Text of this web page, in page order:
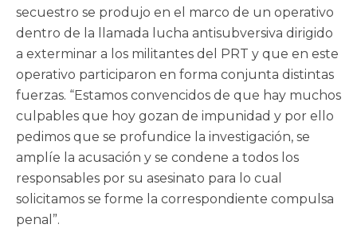
secuestro se produjo en el marco de un operativo
dentro de la llamada lucha antisubversiva dirigido
a exterminar a los militantes del PRT y que en este
operativo participaron en forma conjunta distintas
fuerzas. “Estamos convencidos de que hay muchos
culpables que hoy gozan de impunidad y por ello
pedimos que se profundice la investigación, se
amplíe la acusación y se condene a todos los
responsables por su asesinato para lo cual
solicitamos se forme la correspondiente compulsa
penal”.